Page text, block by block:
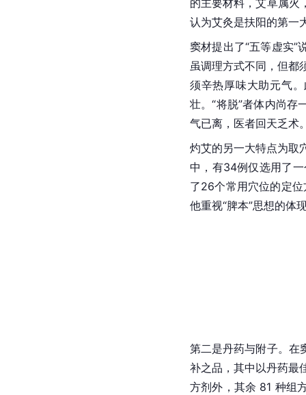
的主要材料，艾草属火
认为艾灸是扶阳的第一
窦材提出了“五等虚实”
虽调理方式不同，但都
须辛热厚味大助元气
壮。“将脱”者体内尚存
气已离，医者回天乏术
灼艾的另一大特点为取
中，有34例仅选用了
了26个常用穴位的定位
他重视“脾本”思想的体
第二是丹药与附子。在
补之品，其中以丹药最
方剂外，其余 81 种组